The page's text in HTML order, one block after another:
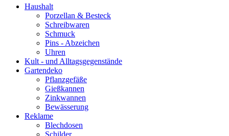
Haushalt
Porzellan & Besteck
Schreibwaren
Schmuck
Pins - Abzeichen
Uhren
Kult - und Alltagsgegenstände
Gartendeko
Pflanzgefäße
Gießkannen
Zinkwannen
Bewässerung
Reklame
Blechdosen
Schilder